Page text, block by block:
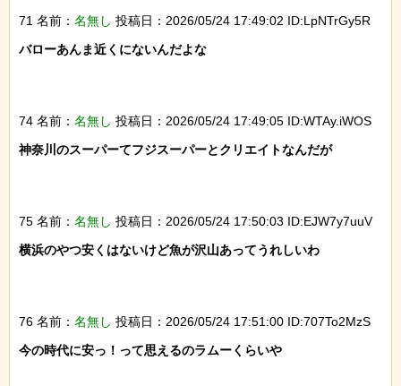
71 名前： 名無し 投稿日：2026/05/24 17:49:02 ID:LpNTrGy5R
バローあんま近くにないんだよな
74 名前： 名無し 投稿日：2026/05/24 17:49:05 ID:WTAy.iWOS
神奈川のスーパーてフジスーパーとクリエイトなんだが
75 名前： 名無し 投稿日：2026/05/24 17:50:03 ID:EJW7y7uuV
横浜のやつ安くはないけど魚が沢山あってうれしいわ
76 名前： 名無し 投稿日：2026/05/24 17:51:00 ID:707To2MzS
今の時代に安っ！って思えるのラムーくらいや